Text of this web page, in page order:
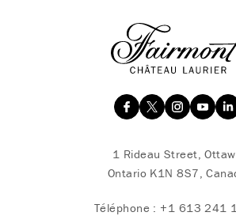
1 Rideau Street,
Ontario K1N 8S7,
Téléphone : +1 613 241